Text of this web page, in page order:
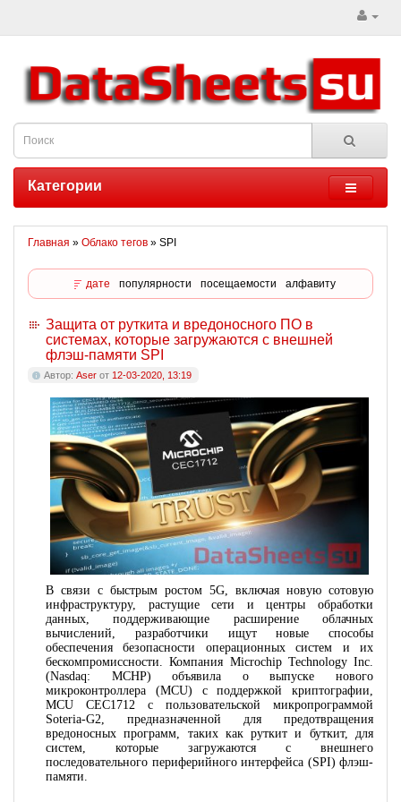
Категории
Главная » Облако тегов » SPI
дате популярности посещаемости алфавиту
Защита от руткита и вредоносного ПО в
системах, которые загружаются с внешней
флэш-памяти SPI
Автор: Aser от 12-03-2020, 13:19
В связи с быстрым ростом 5G, включая новую сотовую
инфраструктуру, растущие сети и центры обработки
данных, поддерживающие расширение облачных
вычислений, разработчики ищут новые способы
обеспечения безопасности операционных систем и их
бескомпромиссности. Компания Microchip Technology Inc.
(Nasdaq: MCHP) объявила о выпуске нового
микроконтроллера (MCU) с поддержкой криптографии,
MCU CEC1712 с пользовательской микропрограммой
Soteria-G2, предназначенной для предотвращения
вредоносных программ, таких как руткит и буткит, для
систем, которые загружаются с внешнего
последовательного периферийного интерфейса (SPI) флэш-
памяти.